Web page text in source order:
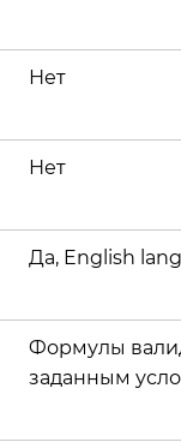
Нет
Нет
Да, English
Формулы
заданным